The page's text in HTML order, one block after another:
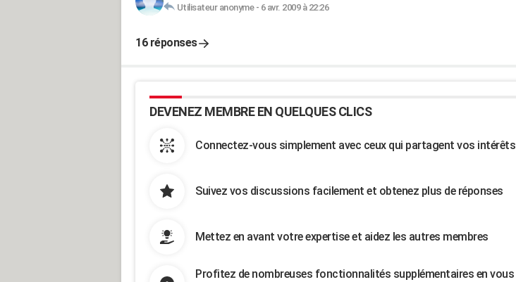
Utilisateur anonyme- 6 avr. 2009 à 22:26
16 réponses
DEVENEZ MEMBRE EN QUELQUES CLICS
Connectez-vous simplement avec ceux qui partagent vos intérêts
Suivez vos discussions facilement et obtenez plus de réponses
Mettez en avant votre expertise et aidez les autres membres
Profitez de nombreuses fonctionnalités supplémentaires en vous